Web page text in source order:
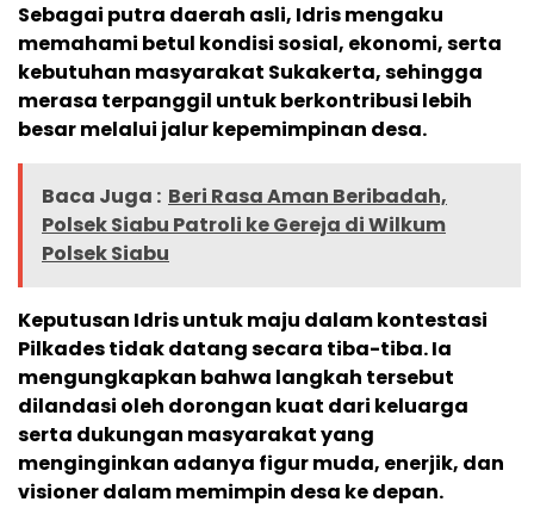
Sebagai putra daerah asli, Idris mengaku
memahami betul kondisi sosial, ekonomi, serta
kebutuhan masyarakat Sukakerta, sehingga
merasa terpanggil untuk berkontribusi lebih
besar melalui jalur kepemimpinan desa.
Baca Juga : Beri Rasa Aman Beribadah,
Polsek Siabu Patroli ke Gereja di Wilkum
Polsek Siabu
Keputusan Idris untuk maju dalam kontestasi
Pilkades tidak datang secara tiba-tiba. Ia
mengungkapkan bahwa langkah tersebut
dilandasi oleh dorongan kuat dari keluarga
serta dukungan masyarakat yang
menginginkan adanya figur muda, enerjik, dan
visioner dalam memimpin desa ke depan.